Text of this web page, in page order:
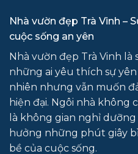
Nhà vườn đẹp Trà Vinh –
cuộc sống an yên
Nhà vườn đẹp Trà Vinh
những ai yêu thích sự
nhiên nhưng vẫn muốn
hiện đại. Ngôi nhà không
là không gian nghỉ
hưởng những phút giây
bề của cuộc sống.